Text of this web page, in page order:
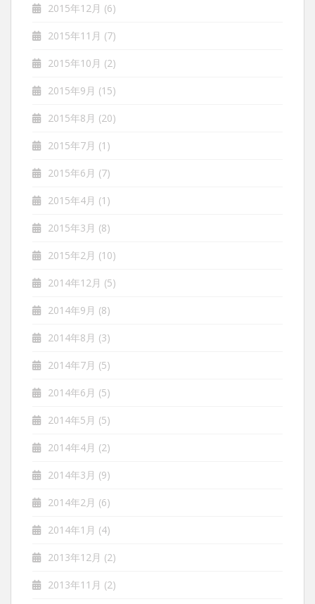
2015年12月 (6)
2015年11月 (7)
2015年10月 (2)
2015年9月 (15)
2015年8月 (20)
2015年7月 (1)
2015年6月 (7)
2015年4月 (1)
2015年3月 (8)
2015年2月 (10)
2014年12月 (5)
2014年9月 (8)
2014年8月 (3)
2014年7月 (5)
2014年6月 (5)
2014年5月 (5)
2014年4月 (2)
2014年3月 (9)
2014年2月 (6)
2014年1月 (4)
2013年12月 (2)
2013年11月 (2)